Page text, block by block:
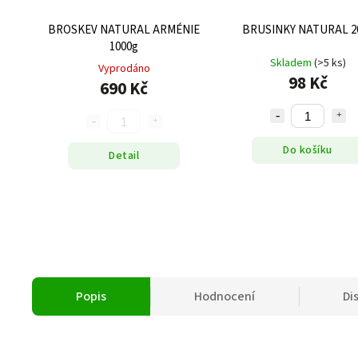
BROSKEV NATURAL ARMÉNIE
1000g
Vyprodáno
690 Kč
Detail
BRUSINKY NATURAL
Skladem (>5 ks)
98 Kč
Do košíku
Popis Hodnocení